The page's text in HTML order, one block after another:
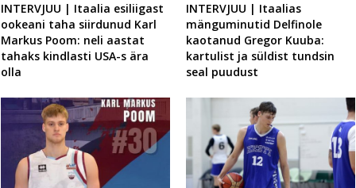
INTERVJUU | Itaalia esiliigast
ookeani taha siirdunud Karl
Markus Poom: neli aastat
tahaks kindlasti USA-s ära
olla
INTERVJUU | Itaalias
mänguminutid Delfinole
kaotanud Gregor Kuuba:
kartulist ja süldist tundsin
seal puudust